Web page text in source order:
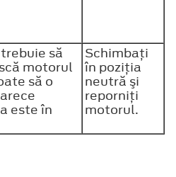
să
motorul
să o
este în
Schimbaţi
în poziţia
neutră şi
reporniţi
motorul.